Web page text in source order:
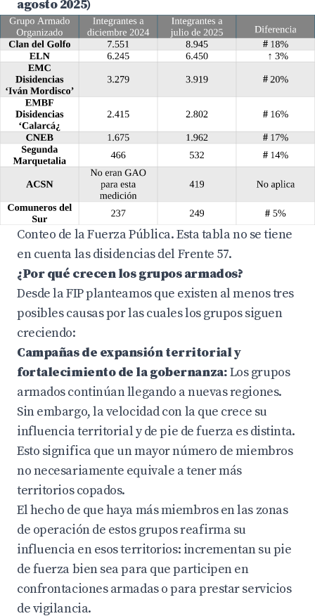
agosto 2025)
Conteo de la Fuerza Pública. Esta tabla no se tiene
en cuenta las disidencias del Frente 57.
¿Por qué crecen los grupos armados?
Desde la FIP planteamos que existen al menos tres
posibles causas por las cuales los grupos siguen
creciendo:
Campañas de expansión territorial y
fortalecimiento de la gobernanza:Los grupos
armados continúan llegando a nuevas regiones.
Sin embargo, la velocidad con la que crece su
influencia territorial y de pie de fuerza es distinta.
Esto significa que un mayor número de miembros
no necesariamente equivale a tener más
territorios copados.
El hecho de que haya más miembros en las zonas
de operación de estos grupos reafirma su
influencia en esos territorios: incrementan su pie
de fuerza bien sea para que participen en
confrontaciones armadas o para prestar servicios
de vigilancia.